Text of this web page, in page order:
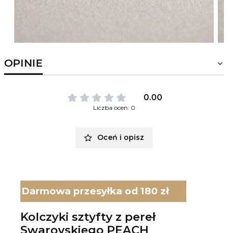
OPINIE
0.00
Liczba ocen: 0
Oceń i opisz
Darmowa przesyłka od 180 zł
Kolczyki sztyfty z pereł
Swarovskiego PEACH